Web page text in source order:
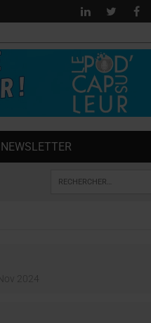
NEWSLETTER
2024